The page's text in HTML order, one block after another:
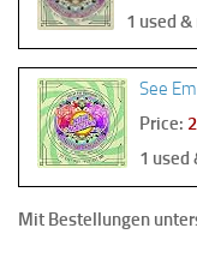
1 used
See
Price:
1 used
Mit Bestellungen